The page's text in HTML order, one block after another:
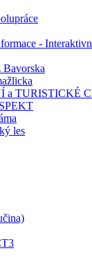
-
a TURISTICKÉ
les